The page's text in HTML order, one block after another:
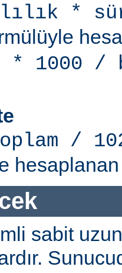
*
* 1000 /
/
hesaplanan
sabit